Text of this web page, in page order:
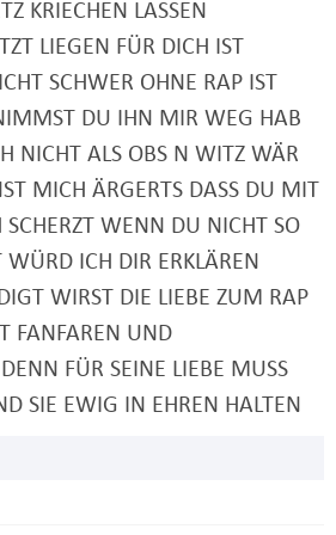
KRIECHEN LASSEN
LIEGEN FÜR DICH IST
SCHWER OHNE RAP IST
DU IHN MIR WEG HAB
NICHT ALS OBS N WITZ WÄR
MICH ÄRGERTS DASS DU MIT
SCHERZT WENN DU NICHT SO
ICH DIR ERKLÄREN
WIRST DIE LIEBE ZUM RAP
FANFAREN UND
FÜR SEINE LIEBE MUSS
SIE EWIG IN EHREN HALTEN